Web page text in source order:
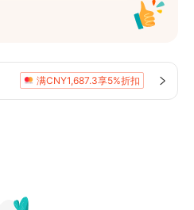
打卡天安门、故宫、
史文化的魅力，触摸
国氛围
满CNY1,687.3享5%折扣